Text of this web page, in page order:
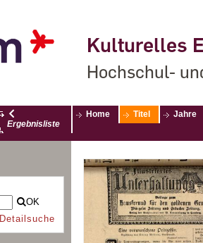
Kulturelles
Hochschul-
Ergebnisliste
Home Titel Jahre
OK
Detailsuche